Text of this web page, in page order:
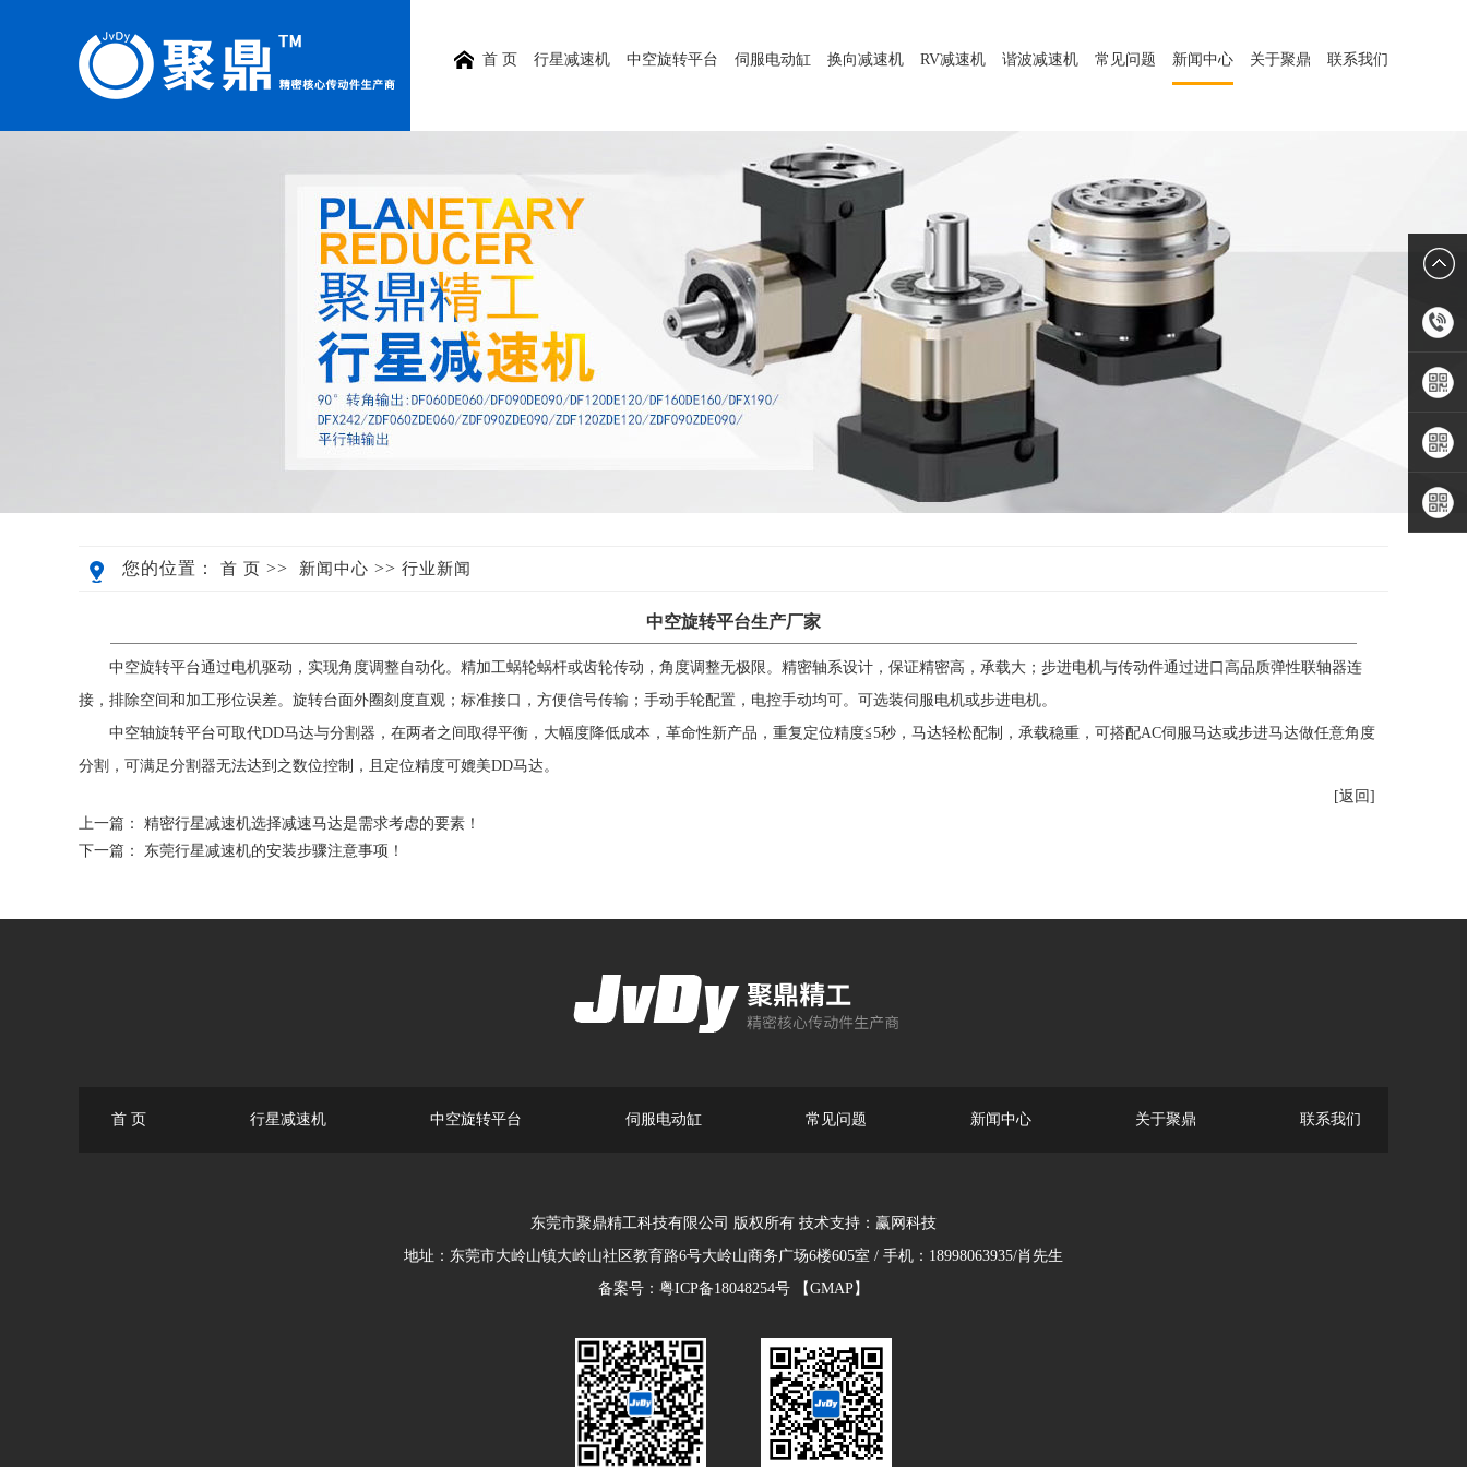
首 页 行星减速机 中空旋转平台 伺服电动缸 换向减速机 RV减速机 谐波减速机 常见问题 新闻中心 关于聚鼎 联系我们
您的位置： 首 页 >> 新闻中心 >> 行业新闻
中空旋转平台生产厂家
中空旋转平台通过电机驱动，实现角度调整自动化。精加工蜗轮蜗杆或齿轮传动，角度调整无极限。精密轴系设计，保证精密高，承载大；步进电机与传动件通过进口高品质弹性联轴器连
接，排除空间和加工形位误差。旋转台面外圈刻度直观；标准接口，方便信号传输；手动手轮配置，电控手动均可。可选装伺服电机或步进电机。
中空轴旋转平台可取代DD马达与分割器，在两者之间取得平衡，大幅度降低成本，革命性新产品，重复定位精度≦5秒，马达轻松配制，承载稳重，可搭配AC伺服马达或步进马达做任意角度
分割，可满足分割器无法达到之数位控制，且定位精度可媲美DD马达。
[返回]
上一篇： 精密行星减速机选择减速马达是需求考虑的要素！
下一篇： 东莞行星减速机的安装步骤注意事项！
首 页 行星减速机 中空旋转平台 伺服电动缸 常见问题 新闻中心 关于聚鼎 联系我们
东莞市聚鼎精工科技有限公司 版权所有 技术支持： 赢网科技
地址：东莞市大岭山镇大岭山社区教育路6号大岭山商务广场6楼605室 / 手机：18998063935/肖先生
备案号： 粤ICP备18048254号 【GMAP】
手机APP
二维码
微信公